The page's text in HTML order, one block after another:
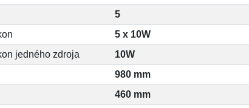
5
5 x 10W
jedného zdroja
10W
980 mm
460 mm